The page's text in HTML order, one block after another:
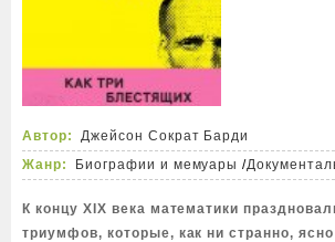
Автор:
Джейсон Сократ Барди
Жанр:
Биографии и мемуары /
К концу XIX века математики
триумфов, которые, как ни странно, ясно